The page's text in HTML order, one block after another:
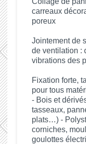
carreaux
poreux
Jointement de
de ventilation :
vibrations des
Fixation forte,
pour tous
- Bois et
tasseaux,
plats…) -
corniches,
goulottes